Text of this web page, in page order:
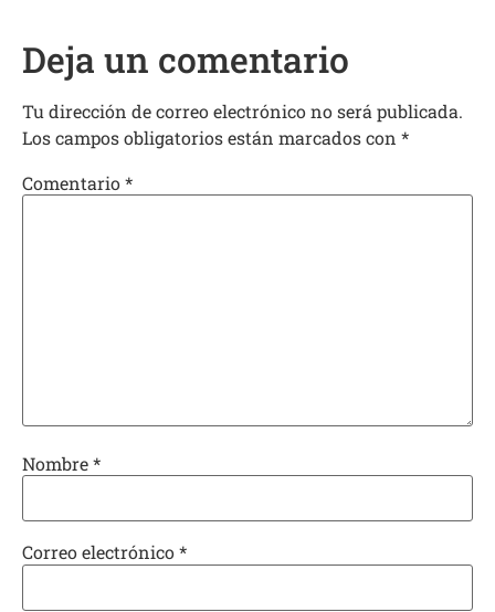
Deja un comentario
Tu dirección de correo electrónico no será publicada.
Los campos obligatorios están marcados con *
Comentario*
Nombre*
Correo electrónico*